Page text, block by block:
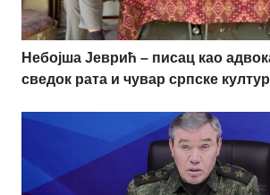
Небојша Јеврић – писац као
сведок рата и чувар српске